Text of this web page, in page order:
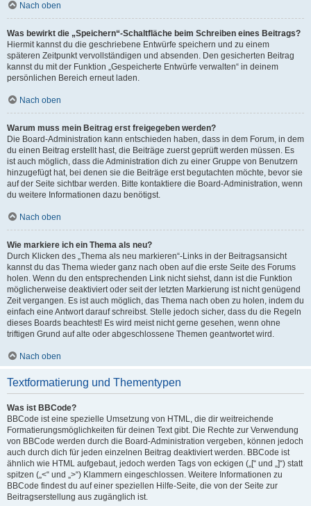
Nach oben
Was bewirkt die „Speichern“-Schaltfläche beim Schreiben eines Beitrags?
Hiermit kannst du die geschriebene Entwürfe speichern und zu einem
späteren Zeitpunkt vervollständigen und absenden. Den gesicherten Beitrag
kannst du mit der Funktion „Gespeicherte Entwürfe verwalten“ in deinem
persönlichen Bereich erneut laden.
Nach oben
Warum muss mein Beitrag erst freigegeben werden?
Die Board-Administration kann entschieden haben, dass in dem Forum, in dem
du einen Beitrag erstellt hast, die Beiträge zuerst geprüft werden müssen. Es
ist auch möglich, dass die Administration dich zu einer Gruppe von Benutzern
hinzugefügt hat, bei denen sie die Beiträge erst begutachten möchte, bevor sie
auf der Seite sichtbar werden. Bitte kontaktiere die Board-Administration, wenn
du weitere Informationen dazu benötigst.
Nach oben
Wie markiere ich ein Thema als neu?
Durch Klicken des „Thema als neu markieren“-Links in der Beitragsansicht
kannst du das Thema wieder ganz nach oben auf die erste Seite des Forums
holen. Wenn du den entsprechenden Link nicht siehst, dann ist die Funktion
möglicherweise deaktiviert oder seit der letzten Markierung ist nicht genügend
Zeit vergangen. Es ist auch möglich, das Thema nach oben zu holen, indem du
einfach eine Antwort darauf schreibst. Stelle jedoch sicher, dass du die Regeln
dieses Boards beachtest! Es wird meist nicht gerne gesehen, wenn ohne
triftigen Grund auf alte oder abgeschlossene Themen geantwortet wird.
Nach oben
Textformatierung und Thementypen
Was ist BBCode?
BBCode ist eine spezielle Umsetzung von HTML, die dir weitreichende
Formatierungsmöglichkeiten für deinen Text gibt. Die Rechte zur Verwendung
von BBCode werden durch die Board-Administration vergeben, können jedoch
auch durch dich für jeden einzelnen Beitrag deaktiviert werden. BBCode ist
ähnlich wie HTML aufgebaut, jedoch werden Tags von eckigen („[“ und „]“) statt
spitzen („<“ und „>“) Klammern eingeschlossen. Weitere Informationen zu
BBCode findest du auf einer speziellen Hilfe-Seite, die von der Seite zur
Beitragserstellung aus zugänglich ist.